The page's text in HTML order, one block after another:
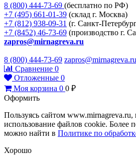
8 (800) 444-73-69 (бесплатно по РФ)
+7 (495) 661-01-39 (склад г. Москва)
+7 (812) 938-09-31 (г. Санкт-
+7 (8452) 46-73-69 (производство г.
zapros@mirnagreva.ru
8 (800) 444-73-69 zapros@mirnagreva.ru
Сравнение 0
Отложенные 0
Моя корзина 0 0 ₽
Оформить
Пользуясь сайтом www.mirnagreva.ru,
использование файлов cookie.
можно найти в Политике по
Хорошо